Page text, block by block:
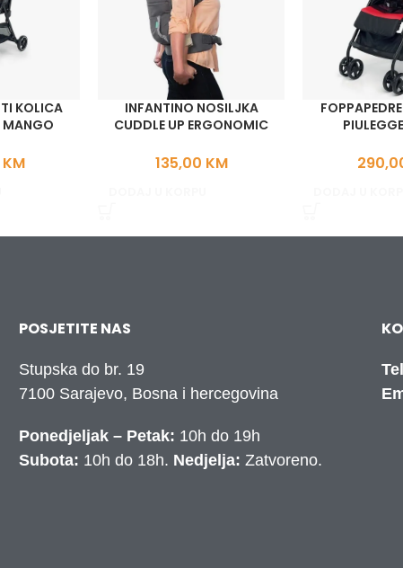
KOLICA
MANGO
KM
INFANTINO NOSILJKA
CUDDLE UP ERGONOMIC
135,00 KM
POSJETITE NAS
Stupska do br. 19
7100 Sarajevo, Bosna i hercegovina
Ponedjeljak – Petak: 10h do 19h
Subota: 10h do 18h. Nedjelja: Zatvoreno.